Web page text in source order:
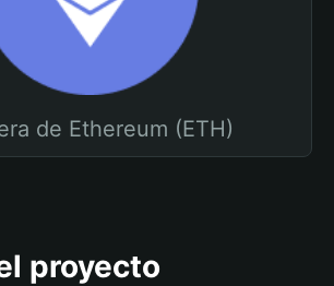
de Ethereum (ETH)
proyecto